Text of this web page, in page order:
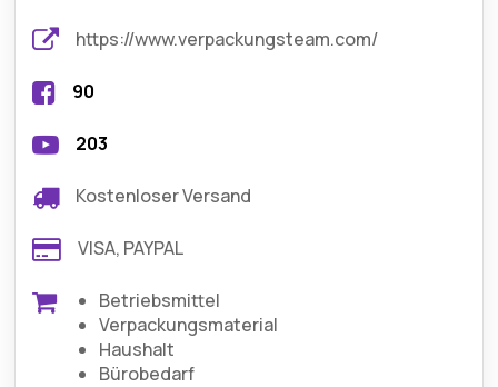
https://www.verpackungsteam.com/
90
203
Kostenloser Versand
VISA, PAYPAL
Betriebsmittel
Verpackungsmaterial
Haushalt
Bürobedarf